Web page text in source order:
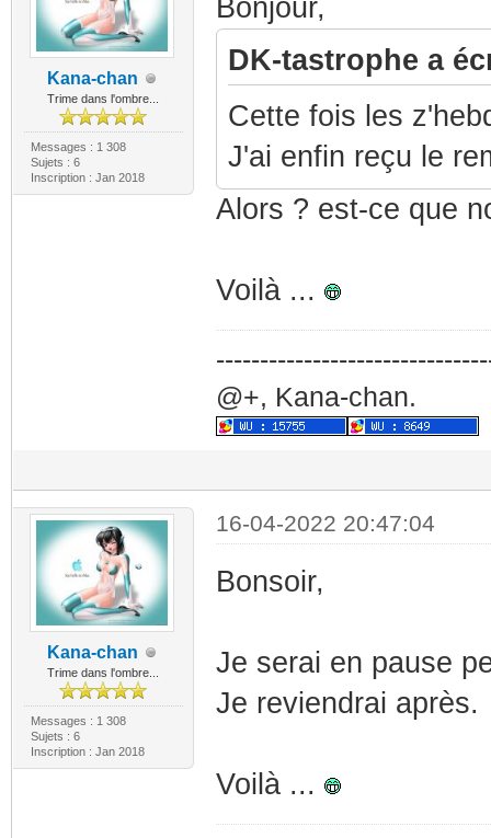
Kana-chan
Trime dans l'ombre...
Messages : 1 308
Sujets : 6
Inscription : Jan 2018
Bonjour,
DK-tastrophe a
Cette fois les
J'ai enfin reçu le
Alors ? est-ce que
Voilà ...
@+, Kana-chan.
Kana-chan
Trime dans l'ombre...
Messages : 1 308
Sujets : 6
Inscription : Jan 2018
16-04-2022 20:47:04
Bonsoir,
Je serai en pause
Je reviendrai après.
Voilà ...